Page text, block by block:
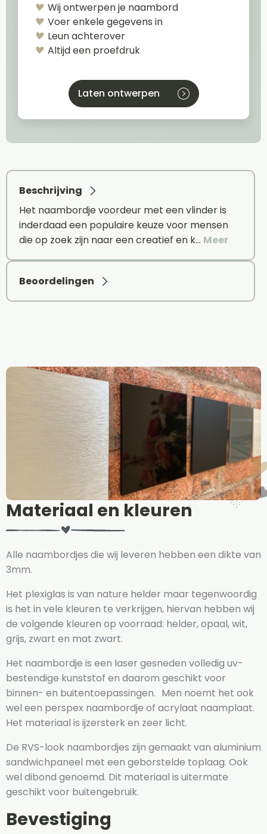
Wij ontwerpen je naambord
Voer enkele gegevens in
Leun achterover
Altijd een proefdruk
Laten ontwerpen
Beschrijving
Het naambordje voordeur met een vlinder is
inderdaad een populaire keuze voor mensen
die op zoek zijn naar een creatief en k… Meer
Beoordelingen
Materiaal en kleuren
Alle naambordjes die wij leveren hebben een dikte van
3mm.
Het plexiglas is van nature helder maar tegenwoordig
is het in vele kleuren te verkrijgen, hiervan hebben wij
de volgende kleuren op voorraad: helder, opaal, wit,
grijs, zwart en mat zwart.
Het naambordje is een laser gesneden volledig uv-
bestendige kunststof en daarom geschikt voor
binnen- en buitentoepassingen. Men noemt het ook
wel een perspex naambordje of acrylaat naamplaat.
Het materiaal is ijzersterk en zeer licht.
De RVS-look naambordjes zijn gemaakt van aluminium
sandwichpaneel met een geborstelde toplaag. Ook
wel dibond genoemd. Dit materiaal is uitermate
geschikt voor buitengebruik.
Bevestiging